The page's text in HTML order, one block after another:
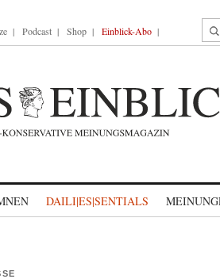
Podcast Shop Einblick-Abo
DAILI|ES|SENTIALS